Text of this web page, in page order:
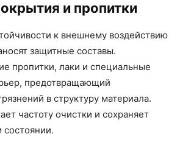
и пропитки
к внешнему воздействию
защитные составы.
пропитки, лаки и специальные
предотвращающий
в структуру материала.
частоту очистки и сохраняет